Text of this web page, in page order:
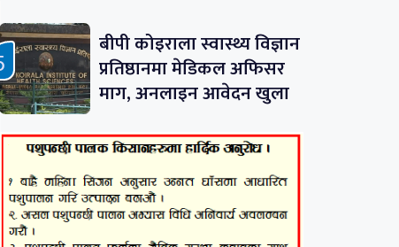
बीपी कोइराला स्वास्थ्य विज्ञान
प्रतिष्ठानमा मेडिकल अफिसर
माग, अनलाइन आवेदन खुला